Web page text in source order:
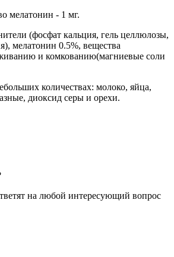
мелатонин - 1 мг.
(фосфат кальция, гель целлюлозы,
мелатонин 0.5%, вещества
и комкованию(магниевые соли
количествах: молоко, яйца,
диоксид серы и орехи.
на любой интересующий вопрос